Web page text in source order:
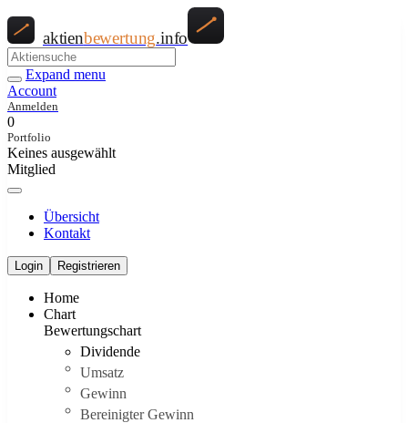
aktienbewertung.info
Expand menu
Account
Anmelden
0
Portfolio
Keines ausgewählt
Mitglied
Übersicht
Kontakt
Login Registrieren
Home
Chart
Bewertungschart
Dividende
Umsatz
Gewinn
Bereinigter Gewinn